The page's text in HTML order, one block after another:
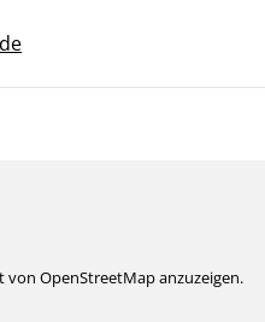
OpenStreetMap anzuzeigen.